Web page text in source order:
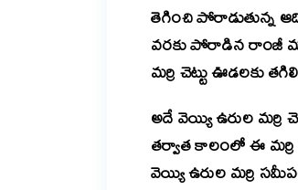
తెగించి పోరాడుతున్న
వరకు పోరాడిన రాంజీ
మర్రి చెట్టు ఊడలకు
అదే వెయ్యి ఉరుల మర్రి
తర్వాత కాలంలో ఈ మర్రి
వెయ్యి ఉరుల మర్రి